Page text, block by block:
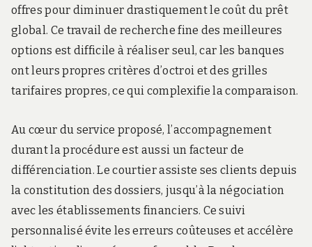
offres pour diminuer drastiquement le coût du prêt
global. Ce travail de recherche fine des meilleures
options est difficile à réaliser seul, car les banques
ont leurs propres critères d’octroi et des grilles
tarifaires propres, ce qui complexifie la comparaison.
Au cœur du service proposé, l’accompagnement
durant la procédure est aussi un facteur de
différenciation. Le courtier assiste ses clients depuis
la constitution des dossiers, jusqu’à la négociation
avec les établissements financiers. Ce suivi
personnalisé évite les erreurs coûteuses et accélère